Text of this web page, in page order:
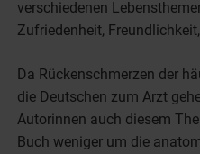
verschiedenen
Zufriedenheit,
Da Rückenschmerzen der
die Deutschen zum Arzt
Autorinnen auch diesem
Buch weniger um die